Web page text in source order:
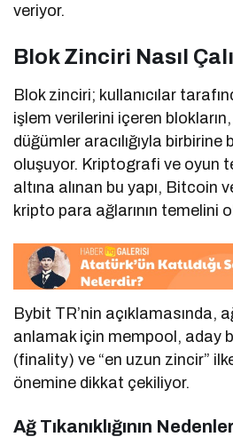
veriyor.
Blok Zinciri Nasıl
Blok zinciri; kullanıcılar
işlem verilerini içeren
düğümler aracılığıyla birbirine
oluşuyor. Kriptografi ve oyun
altına alınan bu yapı, Bitcoin
kripto para ağlarının temelini
Bybit TR’nin açıklamasında, ağ
anlamak için mempool, aday
(finality) ve “en uzun zincir”
önemine dikkat çekiliyor.
Ağ Tıkanıklığının